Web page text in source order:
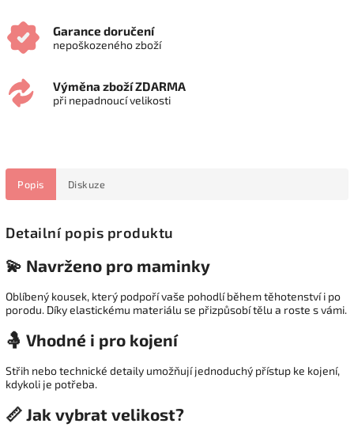
Garance doručení
nepoškozeného zboží
Výměna zboží ZDARMA
při nepadnoucí velikosti
Popis Diskuze
Detailní popis produktu
💫 Navrženo pro maminky
Oblíbený kousek, který podpoří vaše pohodlí během těhotenství i po
porodu. Díky elastickému materiálu se přizpůsobí tělu a roste s vámi.
🤱 Vhodné i pro kojení
Střih nebo technické detaily umožňují jednoduchý přístup ke kojení,
kdykoli je potřeba.
📏 Jak vybrat velikost?